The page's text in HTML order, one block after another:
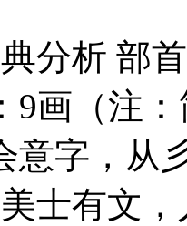
分析 部
9画（注
意字，从
士有文